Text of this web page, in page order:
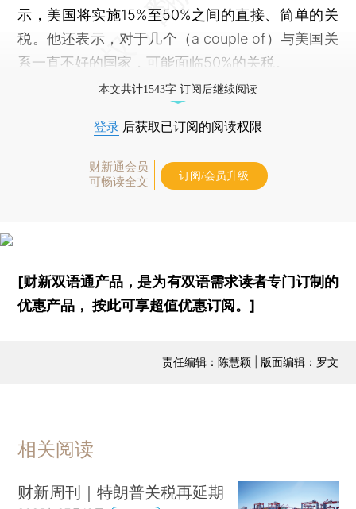
示，美国将实施15%至50%之间的直接、简单的关
税。他还表示，对于几个（a couple of）与美国关
系一直不好的国家，可能面临50%的关税。
本文共计1543字 订阅后继续阅读
登录 后获取已订阅的阅读权限
财新通会员
可畅读全文
订阅/会员升级
[财新双语通产品，是为有双语需求读者专门订制的
优惠产品，按此可享超值优惠订阅 。]
责任编辑：陈慧颖 | 版面编辑：罗文
相关阅读
财新周刊｜特朗普关税再延期